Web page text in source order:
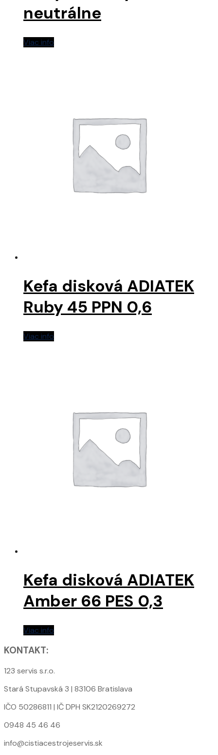
neutrálne
Viac info
Kefa disková ADIATEK
Ruby 45 PPN 0,6
Viac info
Kefa disková ADIATEK
Amber 66 PES 0,3
Viac info
KONTAKT:
123 servis s.r.o.
Stará Stupavská 3 | 83106 Bratislava
IČO 50286811 | IČ DPH SK2120269272
0948 45 46 46
info@cistiacestrojeservis.sk